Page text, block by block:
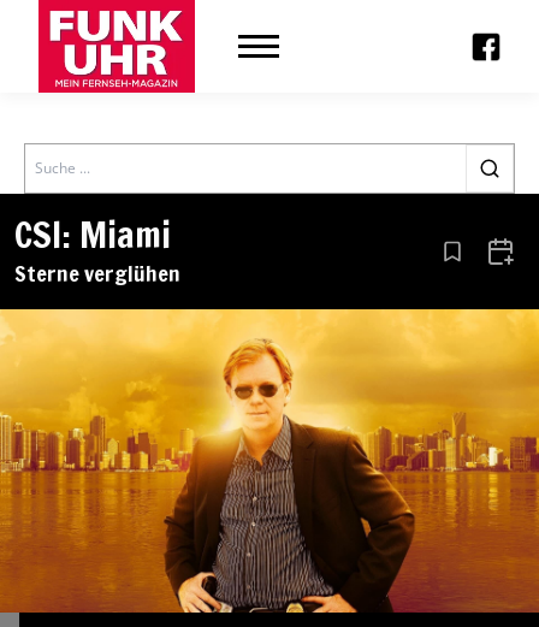
Search
CSI: Miami
Sterne verglühen Aus den